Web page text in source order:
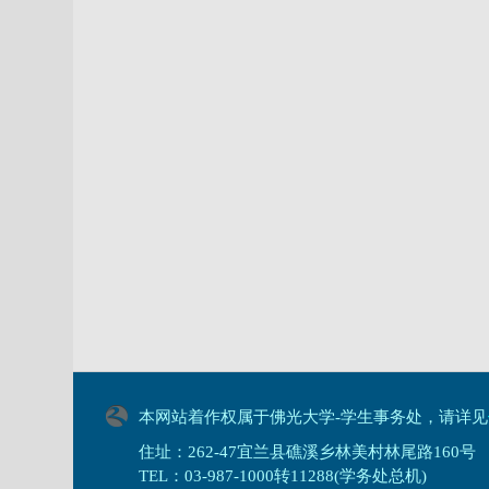
本网站着作权属于佛光大学-学生事务处，请详见
住址：262-47宜兰县礁溪乡林美村林尾路160号
TEL：03-987-1000转11288(学务处总机)